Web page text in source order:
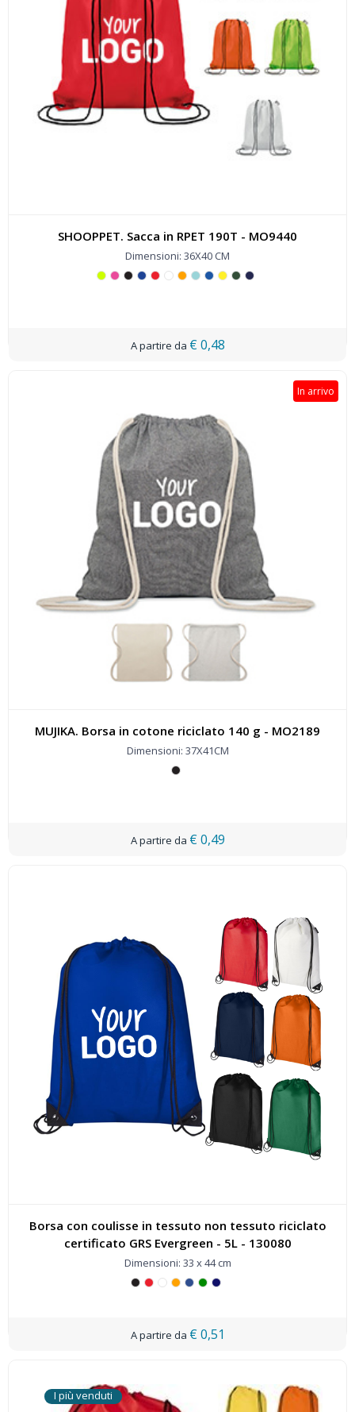
SHOOPPET. Sacca in RPET 190T - MO9440
Dimensioni: 36X40 CM
€ 0,48
MUJIKA. Borsa in cotone riciclato 140 g - MO2189
In arrivo
Dimensioni: 37X41CM
€ 0,49
Borsa con coulisse in tessuto non tessuto riciclato
certificato GRS Evergreen - 5L - 130080
Dimensioni: 33 x 44 cm
€ 0,51
I più venduti